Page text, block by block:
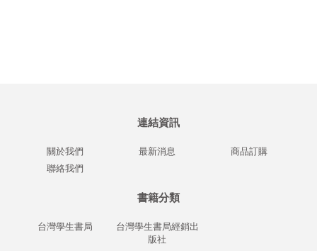
連結資訊
關於我們 最新消息
商品訂購
聯絡我們
書籍分類
台灣學生書局
台灣學生書局經銷出
版社